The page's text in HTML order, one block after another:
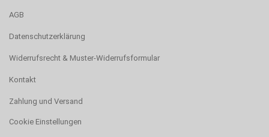
AGB
Datenschutzerklärung
Widerrufsrecht & Muster-Widerrufsformular
Kontakt
Zahlung und Versand
Cookie Einstellungen